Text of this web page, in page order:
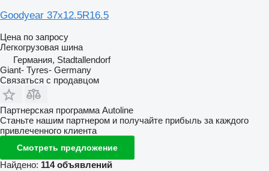
Goodyear 37x12.5R16.5
Цена по запросу
Легкогрузовая шина
Германия, Stadtallendorf
Giant- Tyres- Germany
Связаться с продавцом
Партнерская программа Autoline
Станьте нашим партнером и получайте прибыль за каждого
привлеченного клиента
Смотреть предложение
Найдено: 114 объявлений